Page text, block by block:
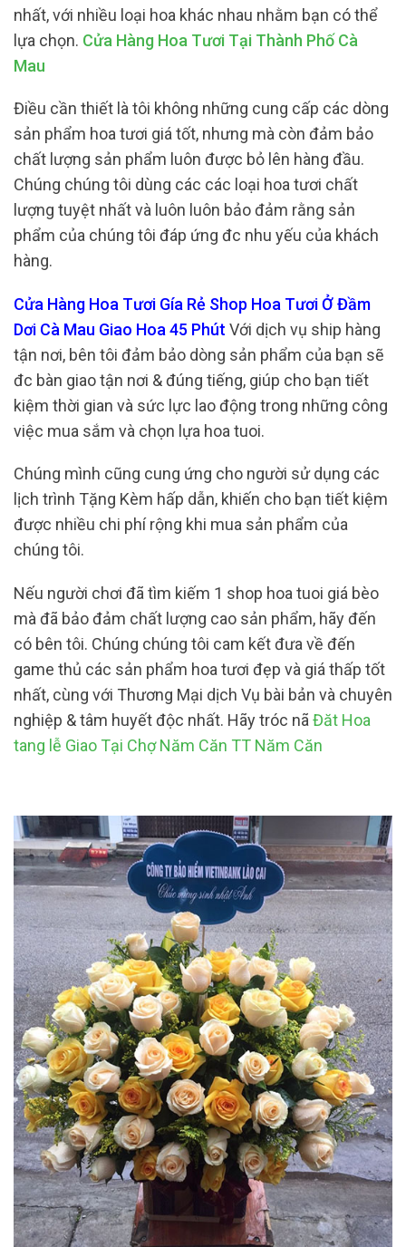
nhất, với nhiều loại hoa khác nhau nhằm bạn có thể
lựa chọn. Cửa Hàng Hoa Tươi Tại Thành Phố Cà
Mau
Điều cần thiết là tôi không những cung cấp các dòng
sản phẩm hoa tươi giá tốt, nhưng mà còn đảm bảo
chất lượng sản phẩm luôn được bỏ lên hàng đầu.
Chúng chúng tôi dùng các các loại hoa tươi chất
lượng tuyệt nhất và luôn luôn bảo đảm rằng sản
phẩm của chúng tôi đáp ứng đc nhu yếu của khách
hàng.
Cửa Hàng Hoa Tươi Gía Rẻ Shop Hoa Tươi Ở Đầm
Dơi Cà Mau Giao Hoa 45 Phút Với dịch vụ ship hàng
tận nơi, bên tôi đảm bảo dòng sản phẩm của bạn sẽ
đc bàn giao tận nơi & đúng tiếng, giúp cho bạn tiết
kiệm thời gian và sức lực lao động trong những công
việc mua sắm và chọn lựa hoa tuoi.
Chúng mình cũng cung ứng cho người sử dụng các
lịch trình Tặng Kèm hấp dẫn, khiến cho bạn tiết kiệm
được nhiều chi phí rộng khi mua sản phẩm của
chúng tôi.
Nếu người chơi đã tìm kiếm 1 shop hoa tuoi giá bèo
mà đã bảo đảm chất lượng cao sản phẩm, hãy đến
có bên tôi. Chúng chúng tôi cam kết đưa về đến
game thủ các sản phẩm hoa tươi đẹp và giá thấp tốt
nhất, cùng với Thương Mại dịch Vụ bài bản và chuyên
nghiệp & tâm huyết độc nhất. Hãy tróc nã Đăt Hoa
tang lễ Giao Tại Chợ Năm Căn TT Năm Căn